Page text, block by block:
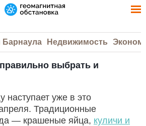
Барнаула Недвижимость
выбрать и
наступает уже в это
Традиционные
— крашеные яйца, куличи и